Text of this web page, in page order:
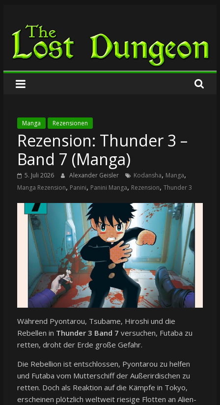
springen
The
Lost
Dungeon
Manga Rezensionen
Rezension: Thunder 3 –
Band 7 (Manga)
5. Juli 2026 Alexander Geisler Kodansha, Manga,
Manga Rezension, Panini, Panini Manga, Rezension, Thunder 3
Während Pyontarou, Tsubame, Hiroshi und die
Rebellen in Thunder 3 Band 7 versuchen, Futaba zu
retten, droht der Erde große Gefahr.
Die Rebellion ist entschlossen, Pyontarou zu helfen
und Futaba vom Mutterschiff der Außerirdischen zu
retten. Doch als Reaktion auf die Kämpfe in Tokyo,
erscheinen plötzlich weltweit riesige Flotten an Alien-